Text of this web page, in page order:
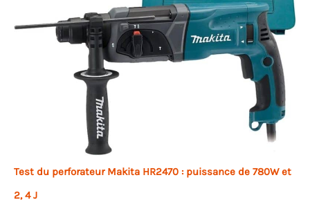
Test du perforateur Makita HR2470 : puissance de 780W et
2, 4 J